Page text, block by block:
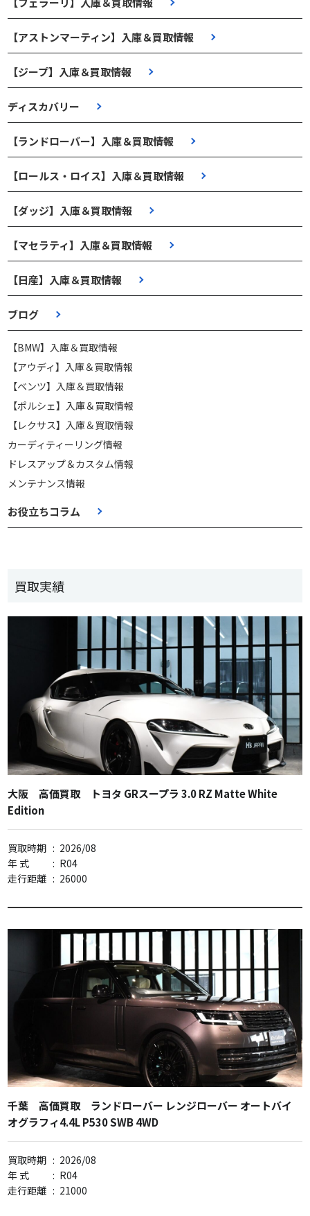
【アストンマーティン】入庫＆買取情報
【ジープ】入庫＆買取情報
ディスカバリー
【ランドローバー】入庫＆買取情報
【ロールス・ロイス】入庫＆買取情報
【ダッジ】入庫＆買取情報
【マセラティ】入庫＆買取情報
【日産】入庫＆買取情報
ブログ
【BMW】入庫＆買取情報
【アウディ】入庫＆買取情報
【ベンツ】入庫＆買取情報
【ポルシェ】入庫＆買取情報
【レクサス】入庫＆買取情報
カーディティーリング情報
ドレスアップ＆カスタム情報
メンテナンス情報
お役立ちコラム
買取実績
大阪 高価買取 トヨタ GRスープラ 3.0 RZ Matte White
Edition
買取時期 : 2026/08
年 式
: R04
走行距離 : 26000
千葉 高価買取 ランドローバー レンジローバー オートバイ
オグラフィ4.4L P530 SWB 4WD
買取時期 : 2026/08
年 式
: R04
走行距離 : 21000